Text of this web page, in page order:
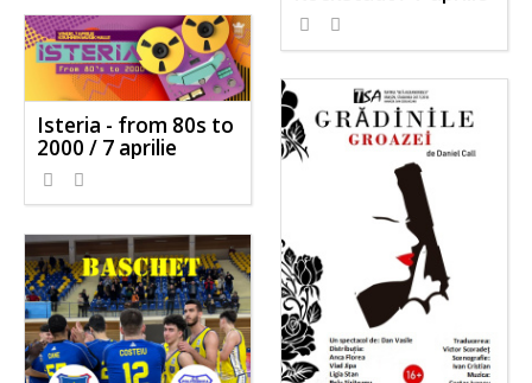
Isteria - from 80s to
2000 / 7 aprilie